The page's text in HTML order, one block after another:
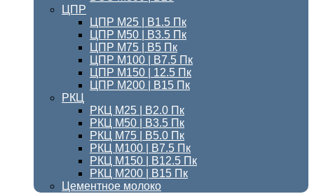
ЦПР
ЦПР М25 | B1.5 Пк
ЦПР М50 | B3.5 Пк
ЦПР М75 | B5 Пк
ЦПР М100 | B7.5 Пк
ЦПР М150 | 12.5 Пк
ЦПР М200 | B15 Пк
РКЦ
РКЦ М25 | B2.0 Пк
РКЦ М50 | B3.5 Пк
РКЦ М75 | B5.0 Пк
РКЦ М100 | B7.5 Пк
РКЦ М150 | B12.5 Пк
РКЦ М200 | B15 Пк
Цементное молоко